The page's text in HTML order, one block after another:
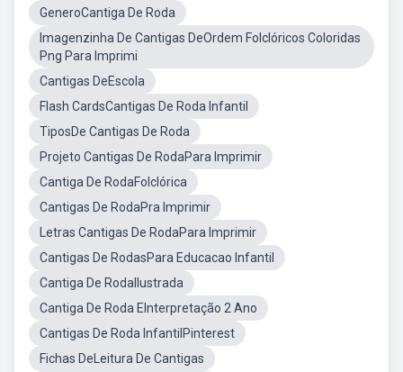
GeneroCantiga De Roda
Imagenzinha De Cantigas DeOrdem Folclóricos Coloridas
Png Para Imprimi
Cantigas DeEscola
Flash CardsCantigas De Roda Infantil
TiposDe Cantigas De Roda
Projeto Cantigas De RodaPara Imprimir
Cantiga De RodaFolclórica
Cantigas De RodaPra Imprimir
Letras Cantigas De RodaPara Imprimir
Cantigas De RodasPara Educacao Infantil
Cantiga De RodaIlustrada
Cantiga De Roda EInterpretação 2 Ano
Cantigas De Roda InfantilPinterest
Fichas DeLeitura De Cantigas